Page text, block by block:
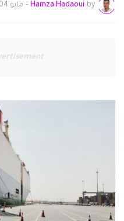
by
Hamza Hadaoui
- مايو 04, 2022